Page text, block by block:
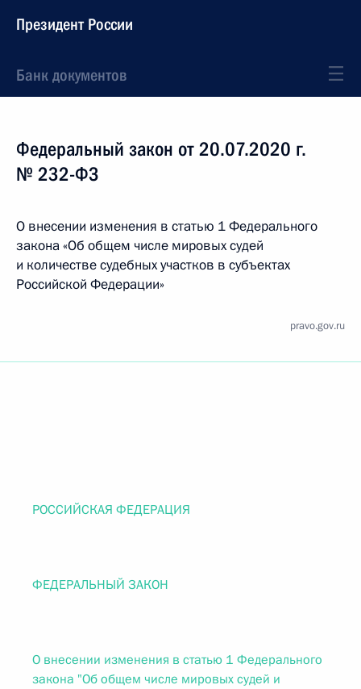
Президент России
Банк документов
Федеральный закон от 20.07.2020 г.
№ 232-ФЗ
О внесении изменения в статью 1 Федерального
закона «Об общем числе мировых судей
и количестве судебных участков в субъектах
Российской Федерации»
pravo.gov.ru
РОССИЙСКАЯ ФЕДЕРАЦИЯ
ФЕДЕРАЛЬНЫЙ ЗАКОН
О внесении изменения в статью 1 Федерального
закона "Об общем числе мировых судей и